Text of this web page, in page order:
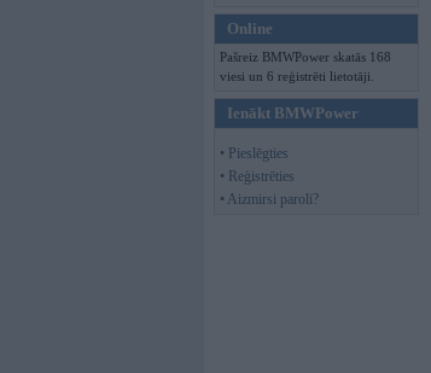
Online
Pašreiz BMWPower skatās 168
viesi un 6 reģistrēti lietotāji.
Ienākt BMWPower
• Pieslēgties
• Reģistrēties
• Aizmirsi paroli?